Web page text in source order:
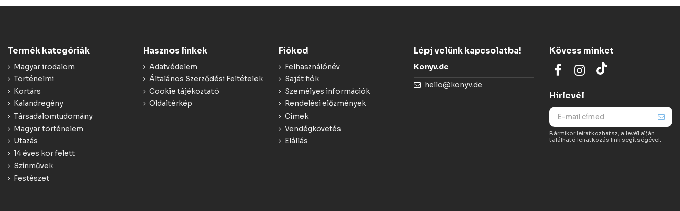
Termék kategóriák
Magyar irodalom
Történelmi
Kortárs
Kalandregény
Társadalomtudomány
Magyar történelem
Utazás
14 éves kor felett
Színművek
Festészet
Hasznos linkek
Adatvédelem
Általános Szerződési Feltételek
Cookie tájékoztató
Oldaltérkép
Fiókod
Felhasználónév
Saját fiók
Személyes információk
Rendelési előzmények
Címek
Vendégkövetés
Elállás
Lépj velünk kapcsolatba!
Konyv.de
hello@konyv.de
Kövess minket
Hírlevél
Bármikor leiratkozhatsz, a levél alján
található leiratkozás link segítségével.